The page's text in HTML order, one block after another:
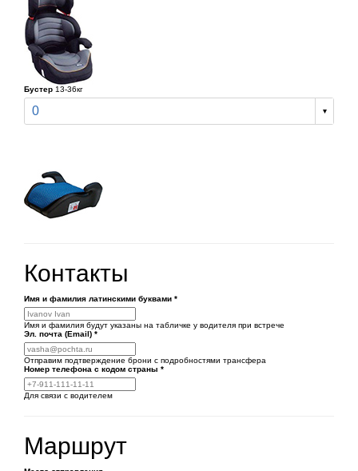
Бустер 13-36кг
0
Контакты
Имя и фамилия латинскими буквами *
Имя и фамилия будут указаны на табличке у водителя при встрече
Эл. почта (Email) *
Отправим подтверждение брони с подробностями трансфера
Номер телефона с кодом страны *
Для связи с водителем
Маршрут